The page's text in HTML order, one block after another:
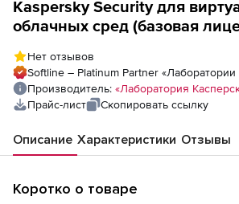
Kaspersky Security для
облачных сред (базовая
год. Количество ядер
процессоров
Нет отзывов
Softline – Platinum Partner «Лаборатории
Производитель: «Лаборатория
Прайс-лист
Скопировать ссылку
Описание Характеристики Отзывы
Коротко о товаре